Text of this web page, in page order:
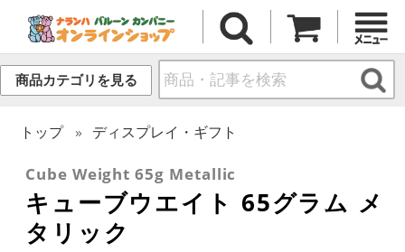
商品カテゴリを見る
トップ ディスプレイ・ギフト
Cube Weight 65g Metallic
キューブウエイト 65グラム メ
タリック